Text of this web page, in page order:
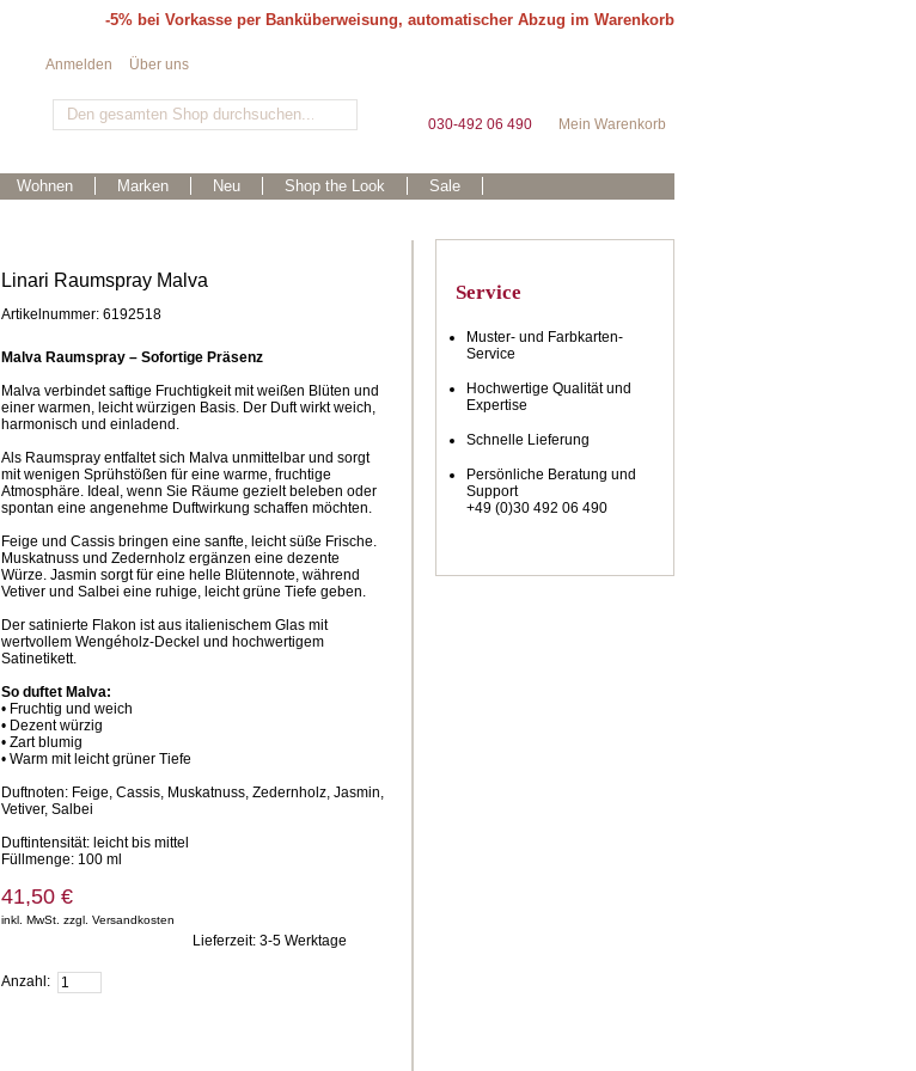
-5% bei Vorkasse per Banküberweisung, automatischer Abzug im Warenkorb
Mein Warenkorb
030-492 06 490
Wohnen Marken Neu Shop the Look Sale
Anmelden Über uns
Linari Raumspray Malva
Artikelnummer: 6192518
Malva Raumspray – Sofortige Präsenz
Malva verbindet saftige Fruchtigkeit mit weißen Blüten und
einer warmen, leicht würzigen Basis. Der Duft wirkt weich,
harmonisch und einladend.
Als Raumspray entfaltet sich Malva unmittelbar und sorgt
mit wenigen Sprühstößen für eine warme, fruchtige
Atmosphäre. Ideal, wenn Sie Räume gezielt beleben oder
spontan eine angenehme Duftwirkung schaffen möchten.
Feige und Cassis bringen eine sanfte, leicht süße Frische.
Muskatnuss und Zedernholz ergänzen eine dezente
Würze. Jasmin sorgt für eine helle Blütennote, während
Vetiver und Salbei eine ruhige, leicht grüne Tiefe geben.
Der satinierte Flakon ist aus italienischem Glas mit
wertvollem Wengéholz-Deckel und hochwertigem
Satinetikett.
So duftet Malva:
• Fruchtig und weich
• Dezent würzig
• Zart blumig
• Warm mit leicht grüner Tiefe
Duftnoten: Feige, Cassis, Muskatnuss, Zedernholz, Jasmin,
Vetiver, Salbei
Duftintensität: leicht bis mittel
Füllmenge: 100 ml
41,50 €
inkl. MwSt. zzgl. Versandkosten
Lieferzeit: 3-5 Werktage
Anzahl:
Service
Muster- und Farbkarten-
Service
Hochwertige Qualität und
Expertise
Schnelle Lieferung
Persönliche Beratung und
Support
+49 (0)30 492 06 490